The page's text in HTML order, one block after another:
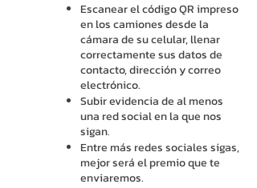
Escanear el código QR impreso
en los camiones desde la
cámara de su celular, llenar
correctamente sus datos de
contacto, dirección y correo
electrónico.
Subir evidencia de al menos
una red social en la que nos
sigan.
Entre más redes sociales sigas,
mejor será el premio que te
enviaremos.